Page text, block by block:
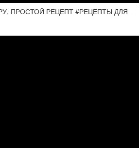
ПРОСТОЙ РЕЦЕПТ #РЕЦЕПТЫ ДЛЯ